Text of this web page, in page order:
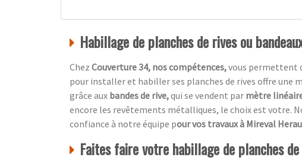
Habillage de planches de rives ou
Chez Couverture 34, nos compétences,vous permettent
pour installer et habiller ses planches de rives offre une
grâce aux bandes de rive,qui se vendent par mètre
encore les revêtements métalliques, le choix est votre.
confiance à notre équipe pour vos travaux à Mireval
Faites faire votre habillage de planches